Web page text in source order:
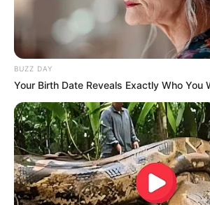
BUZZ DAY
Your Birth Date Reveals Exactly Who You